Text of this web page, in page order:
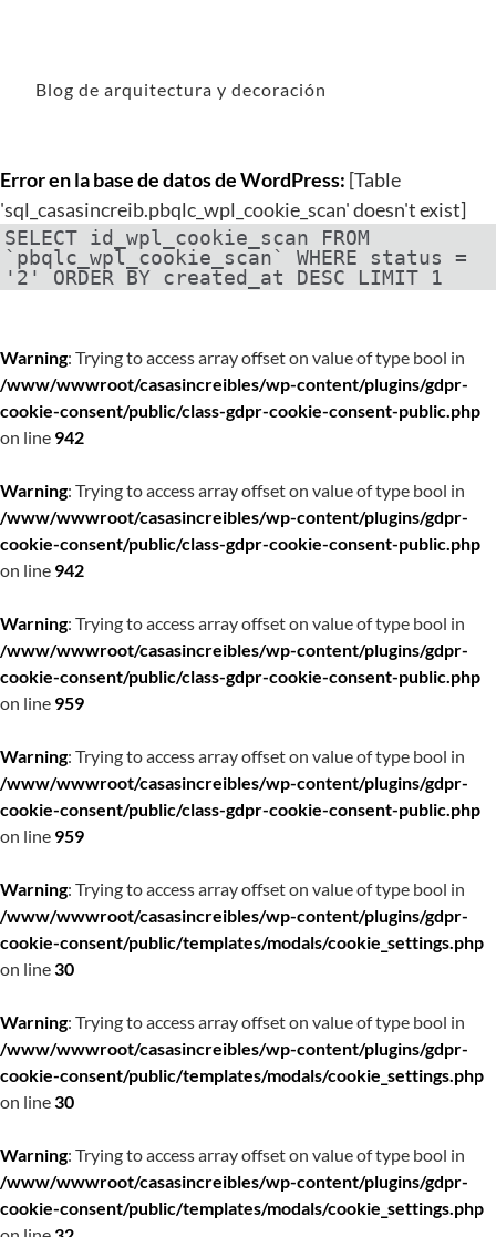
Blog de arquitectura y decoración
Error en la base de datos de WordPress: [Table
'sql_casasincreib.pbqlc_wpl_cookie_scan' doesn't exist]
SELECT id_wpl_cookie_scan FROM
`pbqlc_wpl_cookie_scan` WHERE status =
'2' ORDER BY created_at DESC LIMIT 1
Warning: Trying to access array offset on value of type bool in
/www/wwwroot/casasincreibles/wp-content/plugins/gdpr-
cookie-consent/public/class-gdpr-cookie-consent-public.php
on line 942
Warning: Trying to access array offset on value of type bool in
/www/wwwroot/casasincreibles/wp-content/plugins/gdpr-
cookie-consent/public/class-gdpr-cookie-consent-public.php
on line 942
Warning: Trying to access array offset on value of type bool in
/www/wwwroot/casasincreibles/wp-content/plugins/gdpr-
cookie-consent/public/class-gdpr-cookie-consent-public.php
on line 959
Warning: Trying to access array offset on value of type bool in
/www/wwwroot/casasincreibles/wp-content/plugins/gdpr-
cookie-consent/public/class-gdpr-cookie-consent-public.php
on line 959
Warning: Trying to access array offset on value of type bool in
/www/wwwroot/casasincreibles/wp-content/plugins/gdpr-
cookie-consent/public/templates/modals/cookie_settings.php
on line30
Warning: Trying to access array offset on value of type bool in
/www/wwwroot/casasincreibles/wp-content/plugins/gdpr-
cookie-consent/public/templates/modals/cookie_settings.php
on line30
Warning: Trying to access array offset on value of type bool in
/www/wwwroot/casasincreibles/wp-content/plugins/gdpr-
cookie-consent/public/templates/modals/cookie_settings.php